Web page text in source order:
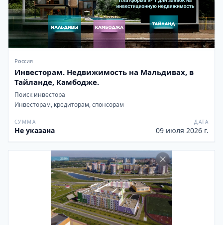
Россия
Инвесторам. Недвижимость на Мальдивах, в
Тайланде, Камбодже.
Поиск инвестора
Инвесторам, кредиторам, спонсорам
СУММА
Не указана
ДАТА
09 июля 2026 г.